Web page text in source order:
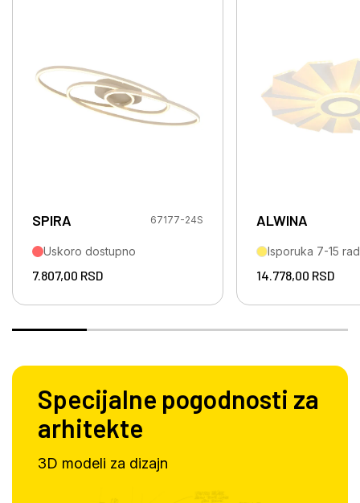
SPIRA 67177-24S
Uskoro dostupno
7.807,00 RSD
ALWINA
Isporuka 7-15
14.778,00 RSD
Specijalne pogodnosti za
arhitekte
3D modeli za dizajn